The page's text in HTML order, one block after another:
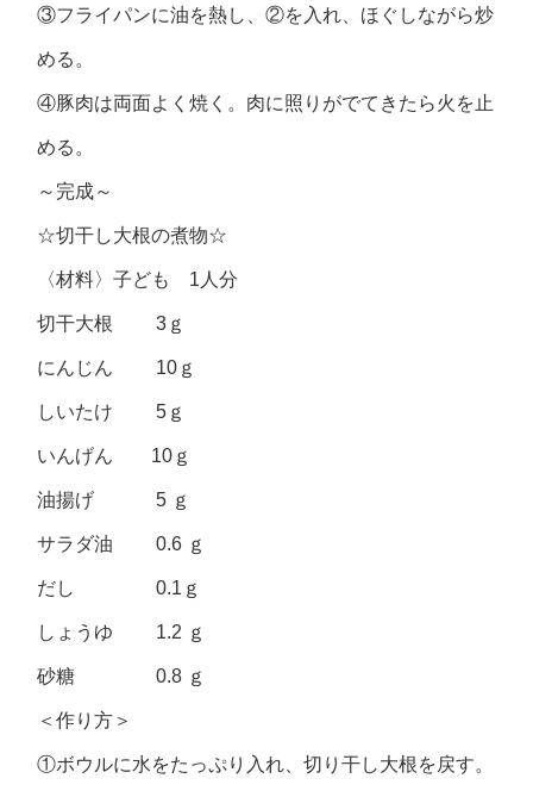
③フライパンに油を熱し、②を入れ、ほぐしながら炒
める。
④豚肉は両面よく焼く。肉に照りがでてきたら火を止
める。
～完成～
☆切干し大根の煮物☆
〈材料〉子ども 1人分
切干大根 3ｇ
にんじん 10ｇ
しいたけ 5ｇ
いんげん 10ｇ
油揚げ 5 ｇ
サラダ油 0.6 ｇ
だし 0.1ｇ
しょうゆ 1.2 ｇ
砂糖 0.8 ｇ
＜作り方＞
①ボウルに水をたっぷり入れ、切り干し大根を戻す。